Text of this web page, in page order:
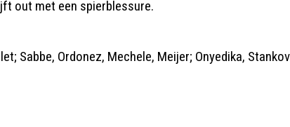
out met een spierblessure.
Sabbe, Ordonez, Mechele, Meijer; Onyedika,